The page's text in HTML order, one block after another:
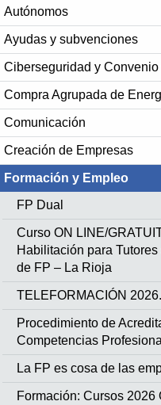
Autónomos
Ayudas y subvenciones
Ciberseguridad y Convenio
Compra Agrupada de
Comunicación
Creación de Empresas
Formación y Empleo
FP Dual
Curso ON LINE/
Habilitación para
de FP – La Rioja
TELEFORMACIÓN
Procedimiento de
Competencias
La FP es cosa de las
Formación: Cursos 2026